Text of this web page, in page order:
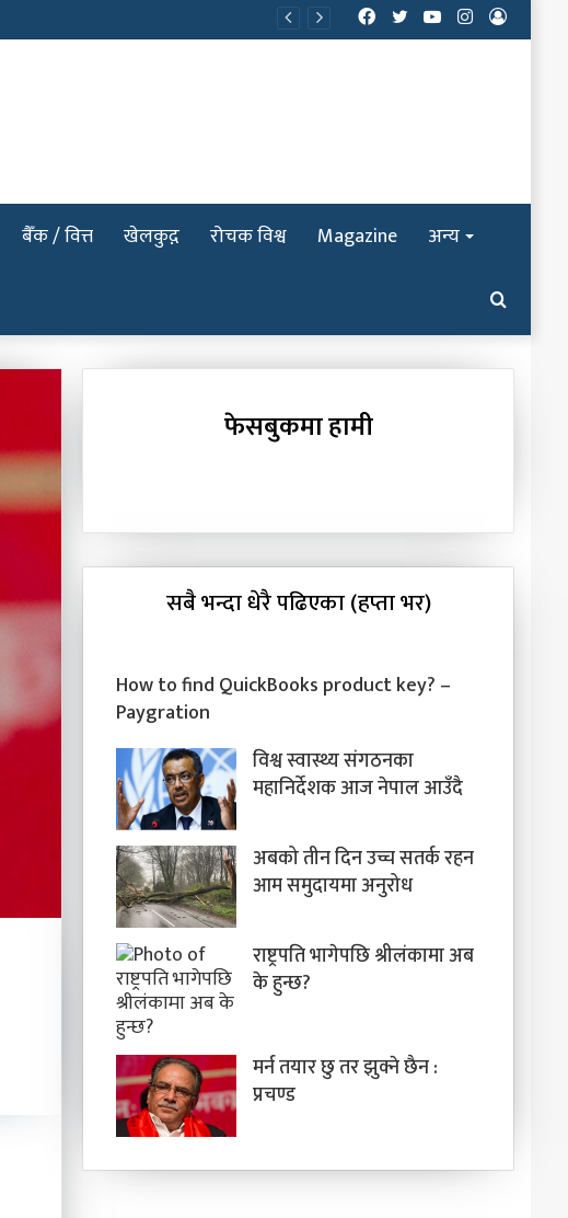
Log
Instagram
YouTube
Twitter
Facebook
बैँक / वित्त खेलकुद़़ रोचक विश्व Magazine अन्य
Search
for
फेसबुकमा हामी
सबै भन्दा धेरै पढिएका (हप्ता भर)
How to find QuickBooks product key? –
Paygration
विश्व स्वास्थ्य संगठनका
महानिर्देशक आज नेपाल आउँदै
अबको तीन दिन उच्च सतर्क रहन
आम समुदायमा अनुरोध
राष्ट्रपति भागेपछि श्रीलंकामा अब
के हुन्छ?
मर्न तयार छु तर झुक्ने छैन :
प्रचण्ड